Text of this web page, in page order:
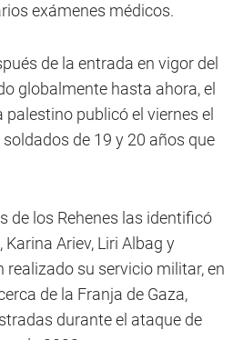
exámenes médicos.
de la entrada en vigor del
globalmente hasta ahora, el
publicó el viernes el
de 19 y 20 años que
de los Rehenes las identificó
Ariev, Liri Albag y
realizado su servicio militar, en
de la Franja de Gaza,
durante el ataque de